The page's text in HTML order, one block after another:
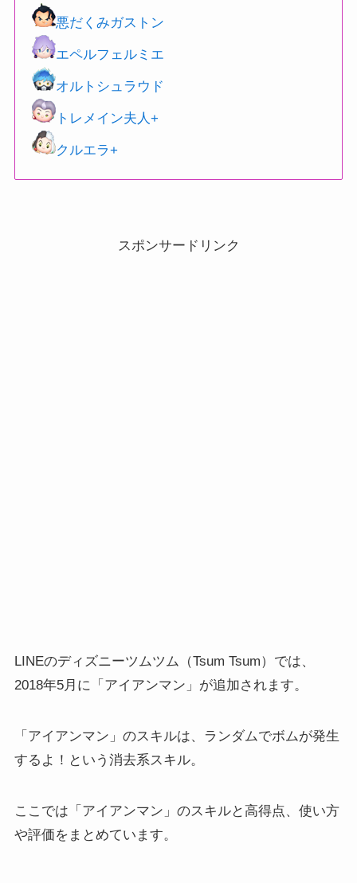
悪だくみガストン
エペルフェルミエ
オルトシュラウド
トレメイン夫人+
クルエラ+
スポンサードリンク
LINEのディズニーツムツム（Tsum Tsum）では、
2018年5月に「アイアンマン」が追加されます。
「アイアンマン」のスキルは、ランダムでボムが発生
するよ！という消去系スキル。
ここでは「アイアンマン」のスキルと高得点、使い方
や評価をまとめています。